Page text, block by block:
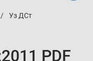
Уз ДСт
PDF